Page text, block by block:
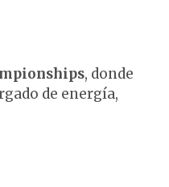
, donde
de energía,